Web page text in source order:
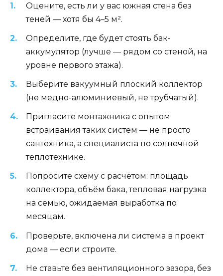
Оцените, есть ли у вас южная стена без
теней — хотя бы 4–5 м².
Определите, где будет стоять бак-
аккумулятор (лучше — рядом со стеной, на
уровне первого этажа).
Выберите вакуумный плоский коллектор
(не медно-алюминиевый, не трубчатый).
Пригласите монтажника с опытом
встраивания таких систем — не просто
сантехника, а специалиста по солнечной
теплотехнике.
Попросите схему с расчётом: площадь
коллектора, объём бака, тепловая нагрузка
на семью, ожидаемая выработка по
месяцам.
Проверьте, включена ли система в проект
дома — если строите.
Не ставьте без вентиляционного зазора, без